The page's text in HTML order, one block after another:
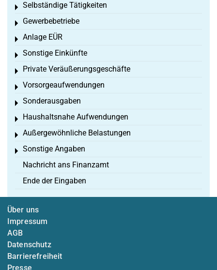
Selbständige Tätigkeiten
Toggle menu
Gewerbebetriebe
Toggle menu
Anlage EÜR
Toggle menu
Sonstige Einkünfte
Toggle menu
Private Veräußerungsgeschäfte
Toggle menu
Vorsorgeaufwendungen
Toggle menu
Sonderausgaben
Toggle menu
Haushaltsnahe Aufwendungen
Toggle menu
Außergewöhnliche Belastungen
Toggle menu
Sonstige Angaben
Toggle menu
Nachricht ans Finanzamt
Ende der Eingaben
Über uns
Impressum
AGB
Datenschutz
Barrierefreiheit
Presse